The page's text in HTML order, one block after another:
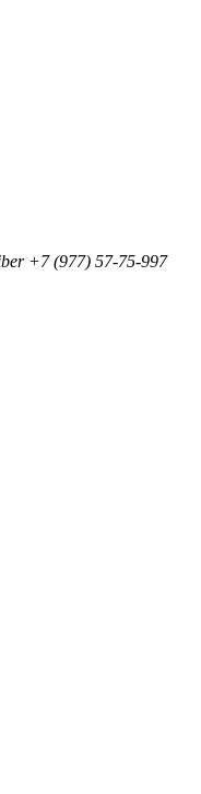
+7 (977) 57-75-997